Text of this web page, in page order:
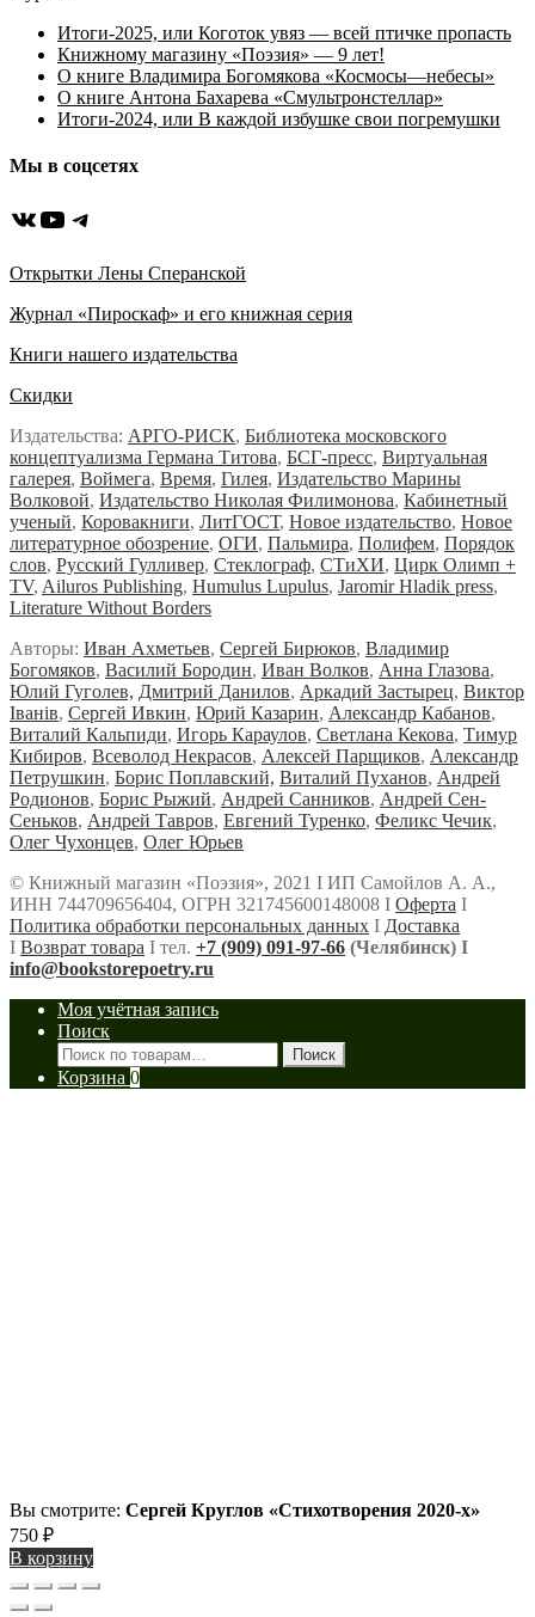
Итоги-2025, или Коготок увяз — всей птичке пропасть
Книжному магазину «Поэзия» — 9 лет!
О книге Владимира Богомякова «Космосы—небесы»
О книге Антона Бахарева «Смультронстеллар»
Итоги-2024, или В каждой избушке свои погремушки
Мы в соцсетях
ВКонтакте
YouTube
Telegram
Открытки Лены Сперанской
Журнал «Пироскаф» и его книжная серия
Книги нашего издательства
Скидки
Издательства: АРГО-РИСК, Библиотека московского
концептуализма Германа Титова, БСГ-пресс, Виртуальная
галерея, Воймега, Время, Гилея, Издательство Марины
Волковой, Издательство Николая Филимонова, Кабинетный
ученый, Коровакниги, ЛитГОСТ, Новое издательство, Новое
литературное обозрение, ОГИ, Пальмира, Полифем, Порядок
слов, Русский Гулливер, Стеклограф, СТиХИ, Цирк Олимп +
TV, Ailuros Publishing, Humulus Lupulus, Jaromir Hladik press,
Literature Without Borders
Авторы: Иван Ахметьев, Сергей Бирюков, Владимир
Богомяков, Василий Бородин, Иван Волков, Анна Глазова,
Юлий Гуголев, Дмитрий Данилов, Аркадий Застырец, Виктор
Iванiв, Сергей Ивкин, Юрий Казарин, Александр Кабанов,
Виталий Кальпиди, Игорь Караулов, Светлана Кекова, Тимур
Кибиров, Всеволод Некрасов, Алексей Парщиков, Александр
Петрушкин, Борис Поплавский, Виталий Пуханов, Андрей
Родионов, Борис Рыжий, Андрей Санников, Андрей Сен-
Сеньков, Андрей Тавров, Евгений Туренко, Феликс Чечик,
Олег Чухонцев, Олег Юрьев
© Книжный магазин «Поэзия», 2021 Ι ИП Самойлов А. А.,
ИНН 744709656404, ОГРН 321745600148008 Ι Оферта Ι
Политика обработки персональных данных Ι Доставка
Ι Возврат товара Ι тел. +7 (909) 091-97-66 (Челябинск) Ι
info@bookstorepoetry.ru
Моя учётная запись
Поиск
Искать:
Поиск
Корзина 0
Вы смотрите: Сергей Круглов «Стихотворения 2020-х»
750 ₽
В корзину